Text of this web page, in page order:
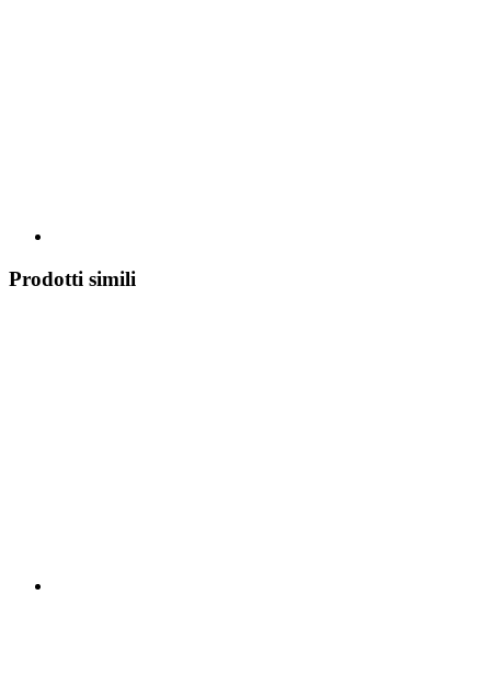
Prodotti simili